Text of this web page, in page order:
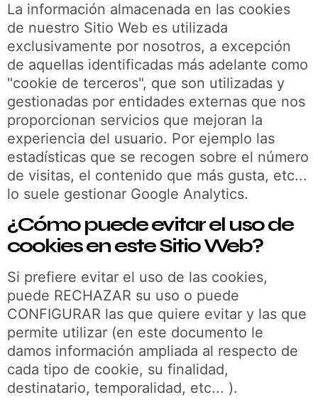
La información almacenada en las cookies
de nuestro Sitio Web es utilizada
exclusivamente por nosotros, a excepción
de aquellas identificadas más adelante como
"cookie de terceros", que son utilizadas y
gestionadas por entidades externas que nos
proporcionan servicios que mejoran la
experiencia del usuario. Por ejemplo las
estadísticas que se recogen sobre el número
de visitas, el contenido que más gusta, etc...
lo suele gestionar Google Analytics.
¿Cómo puede evitar el uso de
cookies en este Sitio Web?
Si prefiere evitar el uso de las cookies,
puede RECHAZAR su uso o puede
CONFIGURAR las que quiere evitar y las que
permite utilizar (en este documento le
damos información ampliada al respecto de
cada tipo de cookie, su finalidad,
destinatario, temporalidad, etc... ).